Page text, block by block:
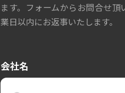
ます。フォームからお問合せ頂
業日以内にお返事いたします。
会社名